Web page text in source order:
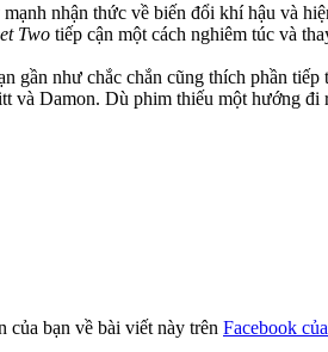
nhận thức về biến đổi khí hậu và
Two tiếp cận một cách nghiêm túc và
như chắc chắn cũng thích phần tiếp
Damon. Dù phim thiếu một hướng
của bạn về bài viết này trên Facebook